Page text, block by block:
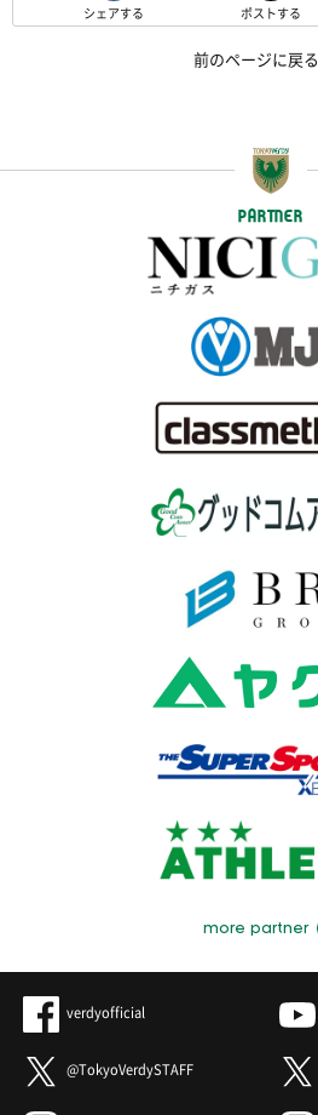
シェアする ポストする
前のページに戻る
PARTNER
more partner
verdyofficial
@TokyoVerdySTAFF